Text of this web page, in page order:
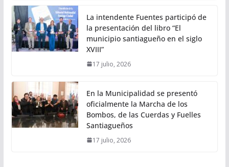
La intendente Fuentes participó de
la presentación del libro “El
municipio santiagueño en el siglo
XVIII”
17 julio, 2026
En la Municipalidad se presentó
oficialmente la Marcha de los
Bombos, de las Cuerdas y Fuelles
Santiagueños
17 julio, 2026